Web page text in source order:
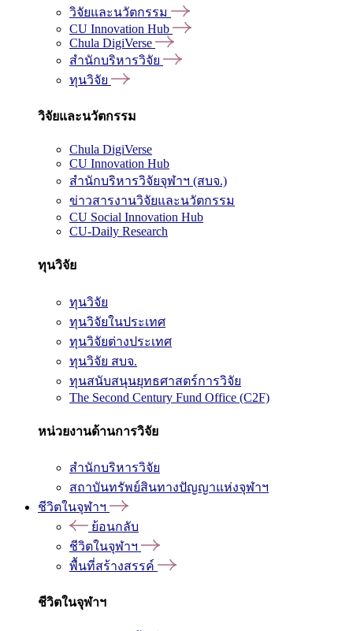
วิจัยและนวัตกรรม
CU Innovation Hub
Chula DigiVerse
สำนักบริหารวิจัย
ทุนวิจัย
วิจัยและนวัตกรรม
Chula DigiVerse
CU Innovation Hub
สำนักบริหารวิจัยจุฬาฯ (สบจ.)
ข่าวสารงานวิจัยและนวัตกรรม
CU Social Innovation Hub
CU-Daily Research
ทุนวิจัย
ทุนวิจัย
ทุนวิจัยในประเทศ
ทุนวิจัยต่างประเทศ
ทุนวิจัย สบจ.
ทุนสนับสนุนยุทธศาสตร์การวิจัย
The Second Century Fund Office (C2F)
หน่วยงานด้านการวิจัย
สำนักบริหารวิจัย
สถาบันทรัพย์สินทางปัญญาแห่งจุฬาฯ
ชีวิตในจุฬาฯ
ย้อนกลับ
ชีวิตในจุฬาฯ
พื้นที่สร้างสรรค์
ชีวิตในจุฬาฯ